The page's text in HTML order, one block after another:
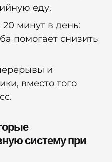
еду.
минут в день:
помогает снизить
и
вместо того
систему при